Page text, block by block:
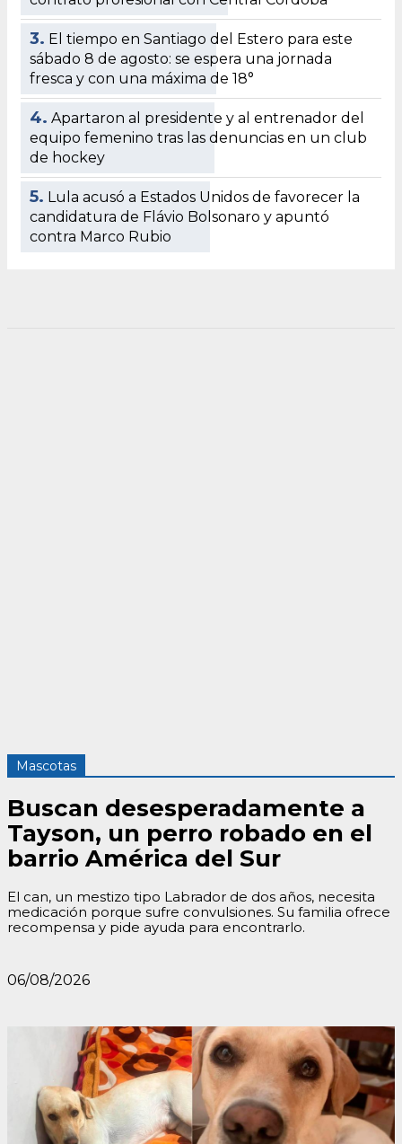
3. El tiempo en Santiago del Estero para este
sábado 8 de agosto: se espera una jornada
fresca y con una máxima de 18°
4. Apartaron al presidente y al entrenador del
equipo femenino tras las denuncias en un club
de hockey
5. Lula acusó a Estados Unidos de favorecer la
candidatura de Flávio Bolsonaro y apuntó
contra Marco Rubio